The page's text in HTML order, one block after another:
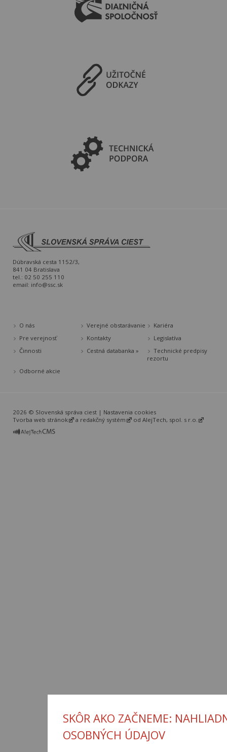
SKÔR AKO ZAČNEME:
OSOBNÝCH ÚDAJOV
Dúbravská cesta 1152/3,
841 04 Bratislava
tel.: 02 50 255 110
email: info@ssc.sk
O nás Verejné obstarávanie
Kariéra
Pre verejnosť
Kontakty
Legislatíva
Činnosti
Cestná databanka »
Technické predpisy
rezortu
Odborné akcie
2026 © Slovenská správa ciest | Nastavenia cookies
Tvorba web stránok
a redakčný systém od AlejTech, spol. s r.o.